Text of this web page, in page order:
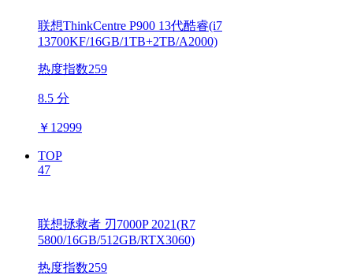
联想ThinkCentre P900 13代酷睿(i7
13700KF/16GB/1TB+2TB/A2000)
热度指数259
8.5 分
￥ 12999
TOP
47
联想拯救者 刃7000P 2021(R7
5800/16GB/512GB/RTX3060)
热度指数259